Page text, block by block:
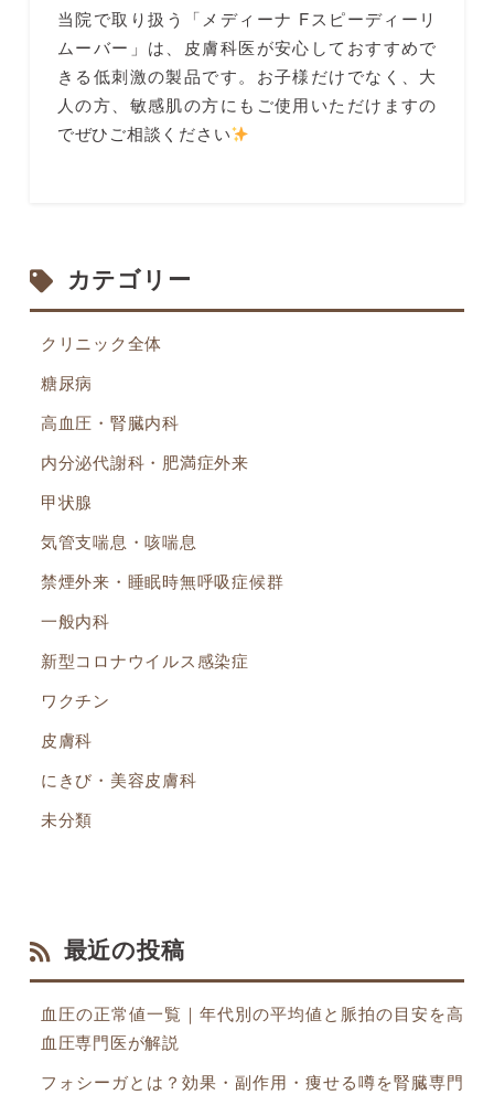
当院で取り扱う「メディーナ Fスピーディーリ
ムーバー」は、皮膚科医が安心しておすすめで
きる低刺激の製品です。お子様だけでなく、大
人の方、敏感肌の方にもご使用いただけますの
でぜひご相談ください
カテゴリー
クリニック全体
糖尿病
高血圧・腎臓内科
内分泌代謝科・肥満症外来
甲状腺
気管支喘息・咳喘息
禁煙外来・睡眠時無呼吸症候群
一般内科
新型コロナウイルス感染症
ワクチン
皮膚科
にきび・美容皮膚科
未分類
最近の投稿
血圧の正常値一覧｜年代別の平均値と脈拍の目安を高
血圧専門医が解説
フォシーガとは？効果・副作用・痩せる噂を腎臓専門